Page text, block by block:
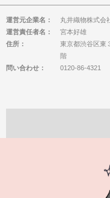
運営元企業名：
丸井織物株式会
運営責任者名：
宮本好雄
住所：
東京都渋谷区
階
問い合わせ：
0120-86-4321